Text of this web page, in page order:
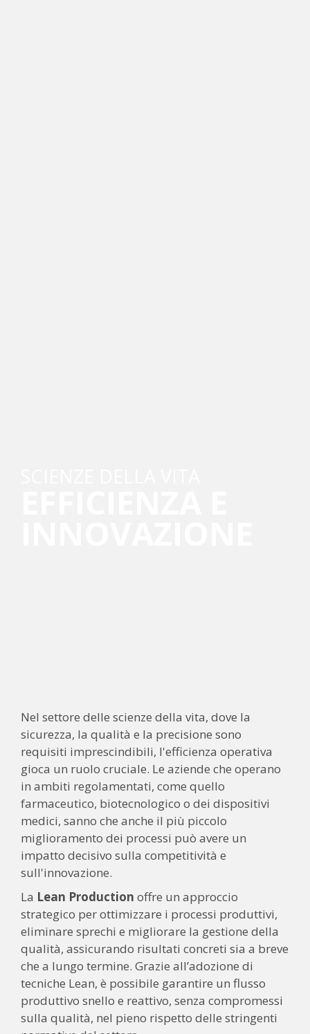
Nel settore delle scienze della vita, dove la
sicurezza, la qualità e la precisione sono
requisiti imprescindibili, l'efficienza operativa
gioca un ruolo cruciale. Le aziende che operano
in ambiti regolamentati, come quello
farmaceutico, biotecnologico o dei dispositivi
medici, sanno che anche il più piccolo
miglioramento dei processi può avere un
impatto decisivo sulla competitività e
sull'innovazione.
La Lean Production offre un approccio
strategico per ottimizzare i processi produttivi,
eliminare sprechi e migliorare la gestione della
qualità, assicurando risultati concreti sia a breve
che a lungo termine. Grazie all’adozione di
tecniche Lean, è possibile garantire un flusso
produttivo snello e reattivo, senza compromessi
sulla qualità, nel pieno rispetto delle stringenti